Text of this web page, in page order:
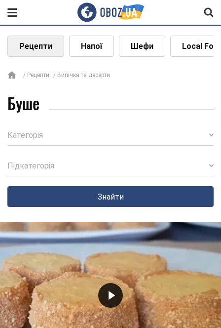
Рецепти Напої Шефи Local
Рецепти Випічка та десерти
Буше
Категорія
Підкатегорія
Знайти